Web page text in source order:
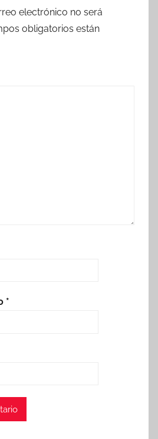
electrónico no será
obligatorios están
*